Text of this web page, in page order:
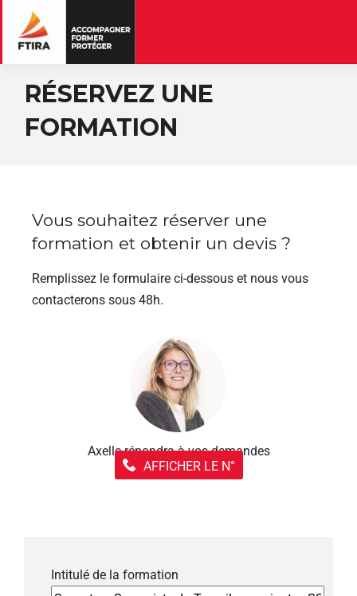
RÉSERVEZ UNE
FORMATION
Vous souhaitez réserver une
formation et obtenir un devis ?
Remplissez le formulaire ci-dessous et nous vous
contacterons sous 48h.
Axelle répondra à vos demandes
AFFICHER LE N°
Intitulé de la formation